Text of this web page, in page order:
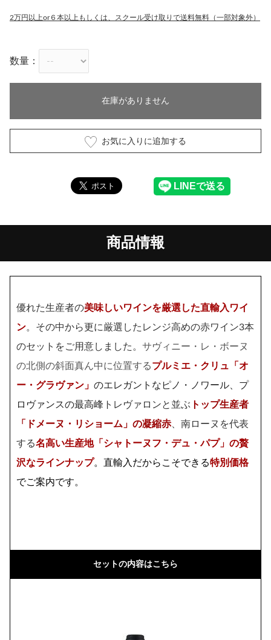
2万円以上or６本以上もしくは、スクール受け取りで送料無料（一部対象外）
数量：
在庫がありません
お気に入りに追加する
商品情報
優れた生産者の美味しいワインを厳選した直輸入ワイ
ン。その中から更に厳選したレンジ高めの赤ワイン3本
のセットをご用意しました。 サヴィニー・レ・ボーヌ
の北側の斜面真ん中に位置するプルミエ・クリュ「オ
ー・グラヴァン」 のエレガントなピノ・ノワール、プ
ロヴァンスの最高峰 トレヴァロンと並ぶ トップ生産者
「ドメーヌ・リショーム」の凝縮赤 、南ローヌを代表
する名高い生産地「シャトーヌフ・デュ・パプ」の贅
沢なラインナップ。直輸入だからこそできる特別価格
でご案内です。
セットの内容はこちら